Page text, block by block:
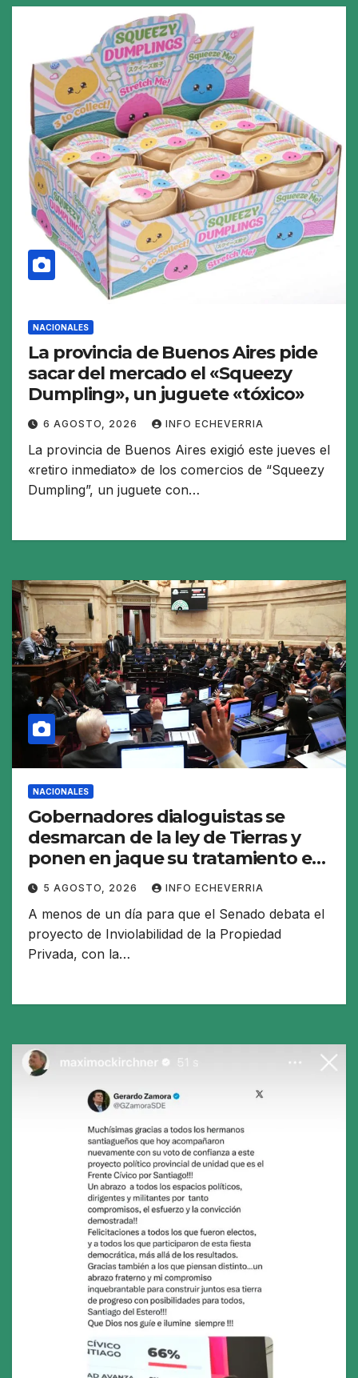
NACIONALES
La provincia de Buenos Aires pide
sacar del mercado el «Squeezy
Dumpling», un juguete «tóxico»
6 AGOSTO, 2026 INFO ECHEVERRIA
La provincia de Buenos Aires exigió este jueves el
«retiro inmediato» de los comercios de “Squeezy
Dumpling”, un juguete con…
NACIONALES
Gobernadores dialoguistas se
desmarcan de la ley de Tierras y
ponen en jaque su tratamiento en
el Senado
5 AGOSTO, 2026 INFO ECHEVERRIA
A menos de un día para que el Senado debata el
proyecto de Inviolabilidad de la Propiedad
Privada, con la…